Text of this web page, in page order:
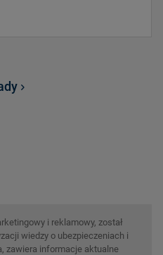
i reklamowy, został
wiedzy o ubezpieczeniach i
zawiera informacje aktualne